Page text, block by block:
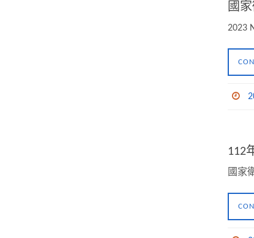
國
2023
112
國家